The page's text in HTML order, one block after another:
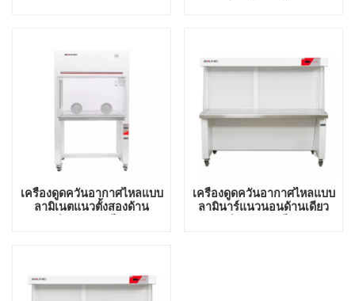
เครื่องดูดควันอากาศไหลแบบ
ลามิเนตแนวตั้งสองด้าน
เครื่องดูดควันอากาศไหลแบบ
ลามินาร์แนวนอนด้านเดียว